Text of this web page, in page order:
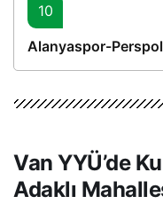
10
Alanyaspor-
Van YYÜ’de
Adaklı